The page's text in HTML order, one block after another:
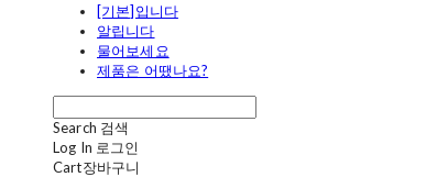
[기본]입니다
알립니다
물어보세요
제품은 어땠나요?
Search 검색
Log In 로그인
Cart장바구니